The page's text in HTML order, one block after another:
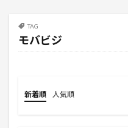
TAG
モバビジ
新着順 人気順